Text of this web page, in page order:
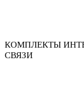
КОМПЛЕКТЫ
СВЯЗИ